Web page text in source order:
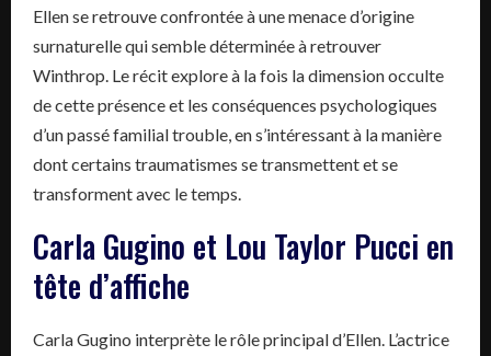
Ellen se retrouve confrontée à une menace d’origine
surnaturelle qui semble déterminée à retrouver
Winthrop. Le récit explore à la fois la dimension occulte
de cette présence et les conséquences psychologiques
d’un passé familial trouble, en s’intéressant à la manière
dont certains traumatismes se transmettent et se
transforment avec le temps.
Carla Gugino et Lou Taylor Pucci en
tête d’affiche
Carla Gugino interprète le rôle principal d’Ellen. L’actrice